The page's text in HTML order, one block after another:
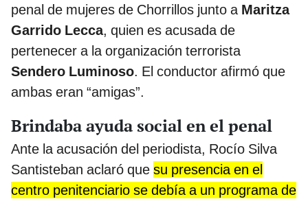
penal de mujeres de Chorrillos junto a Maritza
Garrido Lecca, quien es acusada de
pertenecer a la organización terrorista
Sendero Luminoso. El conductor afirmó que
ambas eran “amigas”.
Brindaba ayuda social en el penal
Ante la acusación del periodista, Rocío Silva
Santisteban aclaró que su presencia en el
centro penitenciario se debía a un programa de